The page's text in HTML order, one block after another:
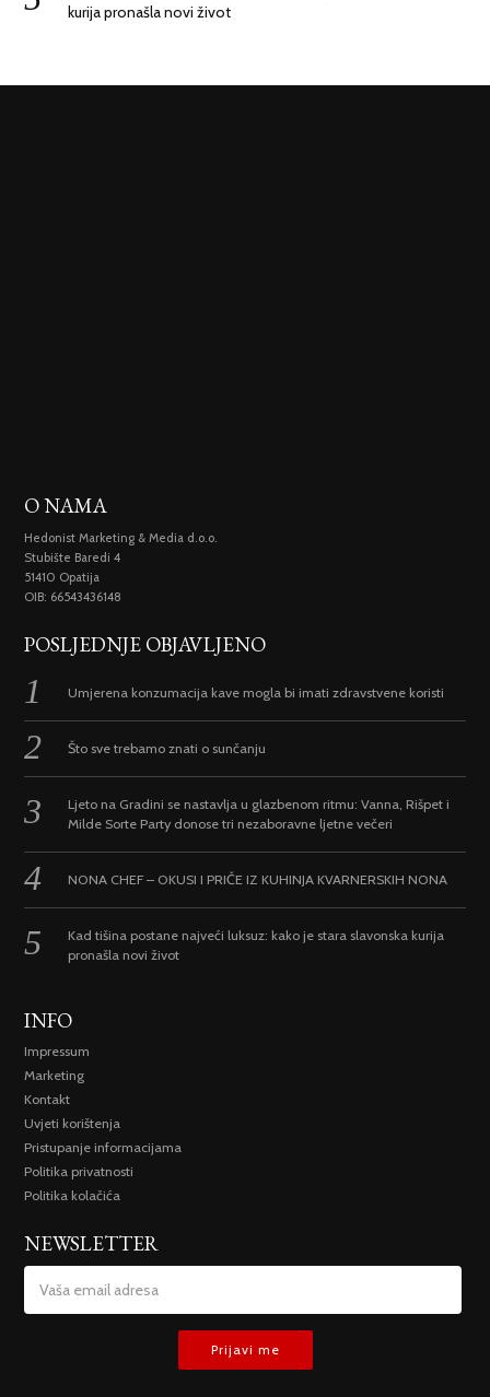
kurija pronašla novi život
O NAMA
Hedonist Marketing & Media d.o.o.
Stubište Baredi 4
51410 Opatija
OIB: 66543436148
POSLJEDNJE OBJAVLJENO
Umjerena konzumacija kave mogla bi imati zdravstvene koristi
Što sve trebamo znati o sunčanju
Ljeto na Gradini se nastavlja u glazbenom ritmu: Vanna, Rišpet i
Milde Sorte Party donose tri nezaboravne ljetne večeri
NONA CHEF – OKUSI I PRIČE IZ KUHINJA KVARNERSKIH NONA
Kad tišina postane najveći luksuz: kako je stara slavonska kurija
pronašla novi život
INFO
Impressum
Marketing
Kontakt
Uvjeti korištenja
Pristupanje informacijama
Politika privatnosti
Politika kolačića
NEWSLETTER